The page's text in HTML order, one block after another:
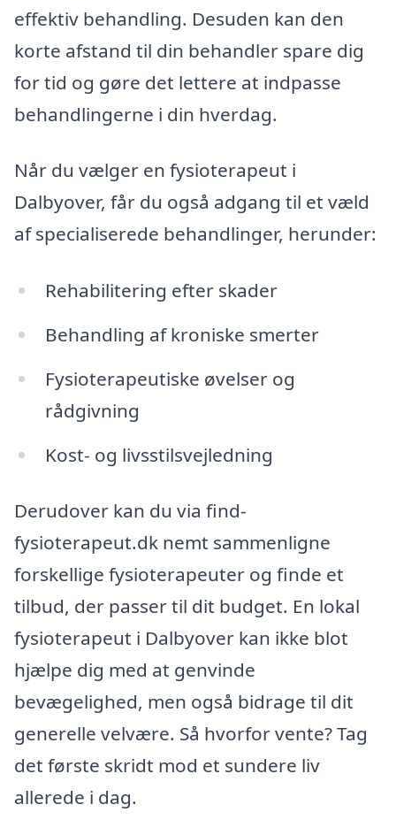
effektiv behandling. Desuden kan den
korte afstand til din behandler spare dig
for tid og gøre det lettere at indpasse
behandlingerne i din hverdag.
Når du vælger en fysioterapeut i
Dalbyover, får du også adgang til et væld
af specialiserede behandlinger, herunder:
Rehabilitering efter skader
Behandling af kroniske smerter
Fysioterapeutiske øvelser og
rådgivning
Kost- og livsstilsvejledning
Derudover kan du via find-
fysioterapeut.dk nemt sammenligne
forskellige fysioterapeuter og finde et
tilbud, der passer til dit budget. En lokal
fysioterapeut i Dalbyover kan ikke blot
hjælpe dig med at genvinde
bevægelighed, men også bidrage til dit
generelle velvære. Så hvorfor vente? Tag
det første skridt mod et sundere liv
allerede i dag.